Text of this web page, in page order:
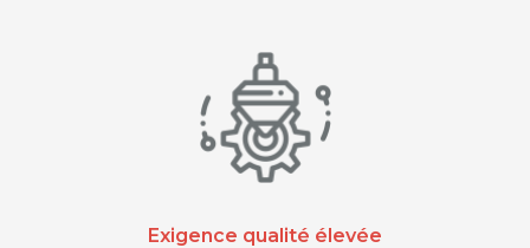
Exigence qualité élevée